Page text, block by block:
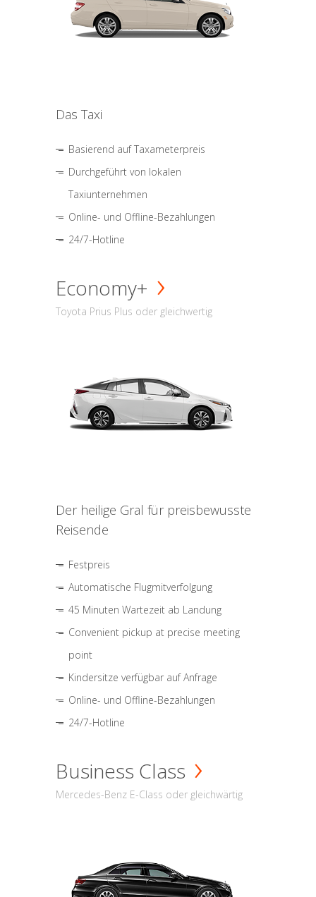
Das Taxi
Basierend auf Taxameterpreis
Durchgeführt von lokalen
Taxiunternehmen
Online- und Offline-Bezahlungen
24/7-Hotline
Economy+
Toyota Prius Plus oder gleichwertig
Der heilige Gral für preisbewusste
Reisende
Festpreis
Automatische Flugmitverfolgung
45 Minuten Wartezeit ab Landung
Convenient pickup at precise meeting
point
Kindersitze verfügbar auf Anfrage
Online- und Offline-Bezahlungen
24/7-Hotline
Business Class
Mercedes-Benz E-Class oder gleichwärtig